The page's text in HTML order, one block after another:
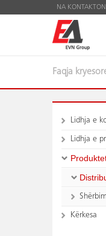
NA KONTAKTONI
Faqja
Lidhja e
Lidhja e
Kërkesa